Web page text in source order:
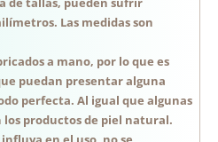
Las medidas son
a mano, por lo que es
puedan presentar alguna
perfecta. Al igual que algunas
productos de piel natural.